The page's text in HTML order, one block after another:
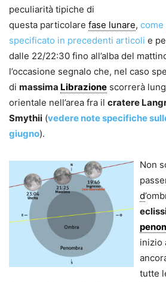
peculiarità tipiche di
questa particolare fase lunare, come
specificato in precedenti articoli e
dalle 22/22:30 fino all’alba del
l’occasione segnalo che, nel caso
di massima Librazione scorrerà
orientale nell’area fra il cratere
Smythii (vedere note specifiche
giugno).
Non
d
inizio
tutte